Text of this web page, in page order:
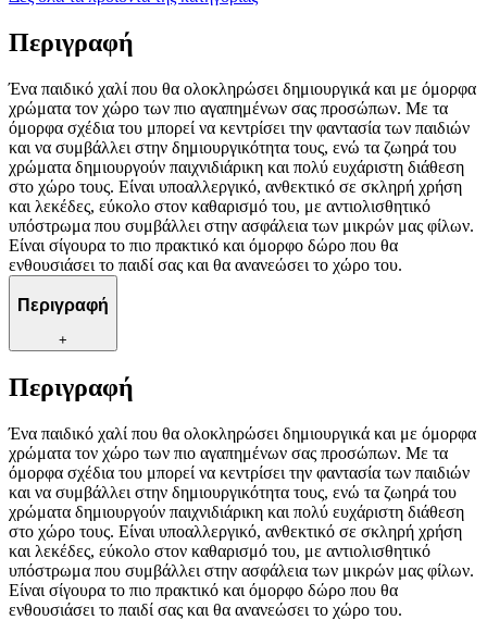
Περιγραφή
Ένα παιδικό χαλί που θα ολοκληρώσει δημιουργικά και με όμορφα
χρώματα τον χώρο των πιο αγαπημένων σας προσώπων. Με τα
όμορφα σχέδια του μπορεί να κεντρίσει την φαντασία των παιδιών
και να συμβάλλει στην δημιουργικότητα τους, ενώ τα ζωηρά του
χρώματα δημιουργούν παιχνιδιάρικη και πολύ ευχάριστη διάθεση
στο χώρο τους. Είναι υποαλλεργικό, ανθεκτικό σε σκληρή χρήση
και λεκέδες, εύκολο στον καθαρισμό του, με αντιολισθητικό
υπόστρωμα που συμβάλλει στην ασφάλεια των μικρών μας φίλων.
Είναι σίγουρα το πιο πρακτικό και όμορφο δώρο που θα
ενθουσιάσει το παιδί σας και θα ανανεώσει το χώρο του.
Περιγραφή
+
Περιγραφή
Ένα παιδικό χαλί που θα ολοκληρώσει δημιουργικά και με όμορφα
χρώματα τον χώρο των πιο αγαπημένων σας προσώπων. Με τα
όμορφα σχέδια του μπορεί να κεντρίσει την φαντασία των παιδιών
και να συμβάλλει στην δημιουργικότητα τους, ενώ τα ζωηρά του
χρώματα δημιουργούν παιχνιδιάρικη και πολύ ευχάριστη διάθεση
στο χώρο τους. Είναι υποαλλεργικό, ανθεκτικό σε σκληρή χρήση
και λεκέδες, εύκολο στον καθαρισμό του, με αντιολισθητικό
υπόστρωμα που συμβάλλει στην ασφάλεια των μικρών μας φίλων.
Είναι σίγουρα το πιο πρακτικό και όμορφο δώρο που θα
ενθουσιάσει το παιδί σας και θα ανανεώσει το χώρο του.